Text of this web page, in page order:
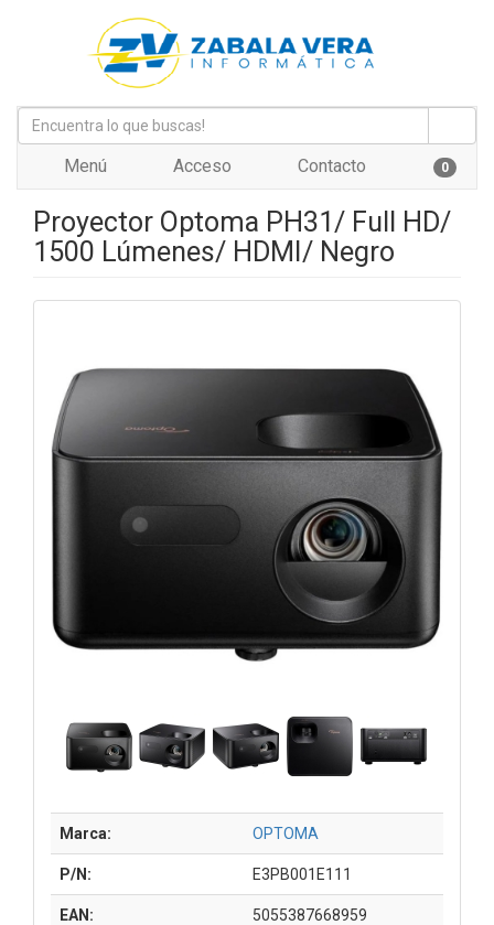
Menú Acceso Contacto 0
Proyector Optoma PH31/ Full HD/
1500 Lúmenes/ HDMI/ Negro
Marca: OPTOMA
P/N: E3PB001E111
EAN: 5055387668959